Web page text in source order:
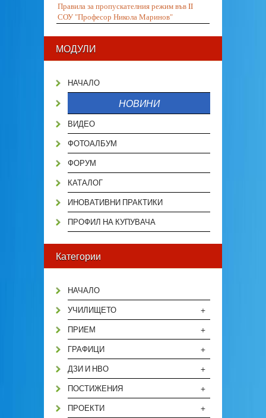
Правила за пропускателния режим във II
СОУ "Професор Никола Маринов"
МОДУЛИ
НАЧАЛО
НОВИНИ
ВИДЕО
ФОТОАЛБУМ
ФОРУМ
КАТАЛОГ
ИНОВАТИВНИ ПРАКТИКИ
ПРОФИЛ НА КУПУВАЧА
Категории
НАЧАЛО
+
УЧИЛИЩЕТО
+
ПРИЕМ
+
ГРАФИЦИ
+
ДЗИ И НВО
+
ПОСТИЖЕНИЯ
+
ПРОЕКТИ